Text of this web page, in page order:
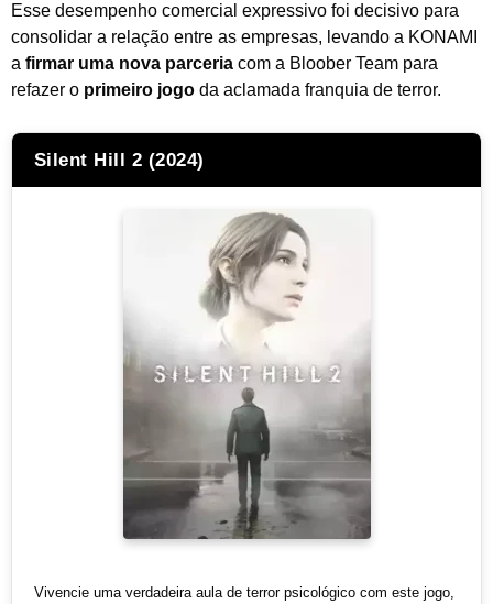
Esse desempenho comercial expressivo foi decisivo para
consolidar a relação entre as empresas, levando a KONAMI
a firmar uma nova parceria com a Bloober Team para
refazer o primeiro jogo da aclamada franquia de terror.
Silent Hill 2 (2024)
Vivencie uma verdadeira aula de terror psicológico com este jogo,